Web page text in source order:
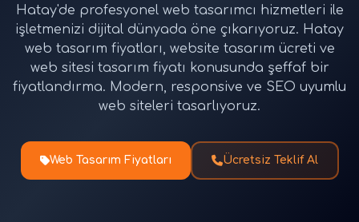
Hatay'de profesyonel web tasarımcı hizmetleri ile
işletmenizi dijital dünyada öne çıkarıyoruz. Hatay
web tasarım fiyatları, website tasarım ücreti ve
web sitesi tasarım fiyatı konusunda şeffaf bir
fiyatlandırma. Modern, responsive ve SEO uyumlu
web siteleri tasarlıyoruz.
Web Tasarım Fiyatları Ücretsiz Teklif Al